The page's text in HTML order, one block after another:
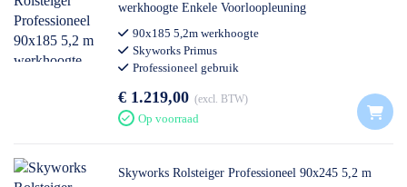
werkhoogte Enkele Voorloopleuning
90x185 5,2m werkhoogte
Skyworks Primus
Professioneel gebruik
€ 1.219,00 excl. BTW
Op voorraad
Skyworks Rolsteiger Professioneel 90x245 5,2 m